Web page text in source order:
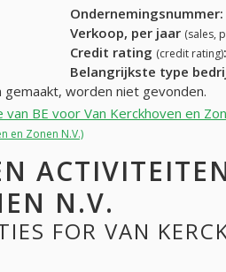
Ondernemingsnummer:
Verkoop, per jaar (sales,
Credit rating (credit rating):
Belangrijkste type
gemaakt, worden niet gevonden.
BE voor Van Kerckhoven en
en Zonen N.V.)
N.V.
FOR VAN